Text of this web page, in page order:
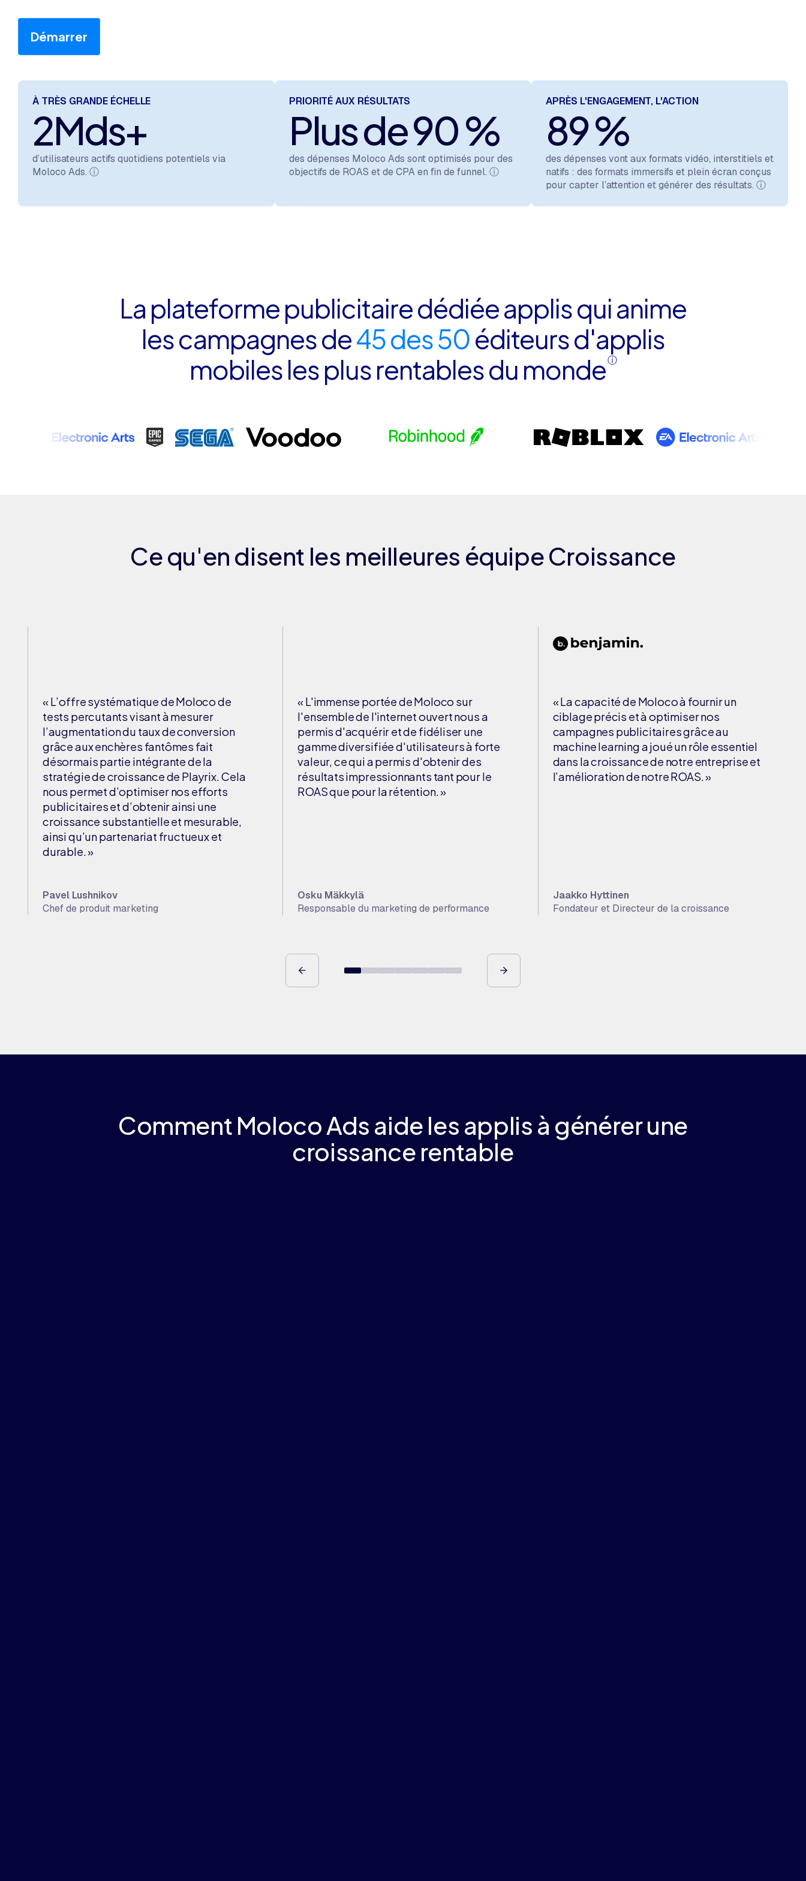
Démarrer
À TRÈS GRANDE ÉCHELLE
2Mds+
d’utilisateurs actifs quotidiens potentiels via
Moloco Ads. ⓘ
PRIORITÉ AUX RÉSULTATS
Plus de 90 %
des dépenses Moloco Ads sont optimisés pour des
objectifs de ROAS et de CPA en fin de funnel. ⓘ
APRÈS L'ENGAGEMENT, L'ACTION
89 %
des dépenses vont aux formats vidéo, interstitiels et
natifs : des formats immersifs et plein écran conçus
pour capter l’attention et générer des résultats. ⓘ
La plateforme publicitaire dédiée applis qui anime
les campagnes de45 des 50éditeurs d'applis
mobiles les plus rentables du mondeⓘ
Ce qu'en disent les meilleures équipe Croissance
« L’offre systématique de Moloco de
tests percutants visant à mesurer
l’augmentation du taux de conversion
grâce aux enchères fantômes fait
désormais partie intégrante de la
stratégie de croissance de Playrix. Cela
nous permet d’optimiser nos efforts
publicitaires et d’obtenir ainsi une
croissance substantielle et mesurable,
ainsi qu’un partenariat fructueux et
durable. »
Pavel Lushnikov
Chef de produit marketing
« L'immense portée de Moloco sur
l'ensemble de l'internet ouvert nous a
permis d'acquérir et de fidéliser une
gamme diversifiée d'utilisateurs à forte
valeur, ce qui a permis d'obtenir des
résultats impressionnants tant pour le
ROAS que pour la rétention. »
Osku Mäkkylä
Responsable du marketing de performance
« La capacité de Moloco à fournir un
ciblage précis et à optimiser nos
campagnes publicitaires grâce au
machine learning a joué un rôle essentiel
dans la croissance de notre entreprise et
l’amélioration de notre ROAS. »
Jaakko Hyttinen
Fondateur et Directeur de la croissance
Comment Moloco Ads aide les applis à générer une
croissance rentable